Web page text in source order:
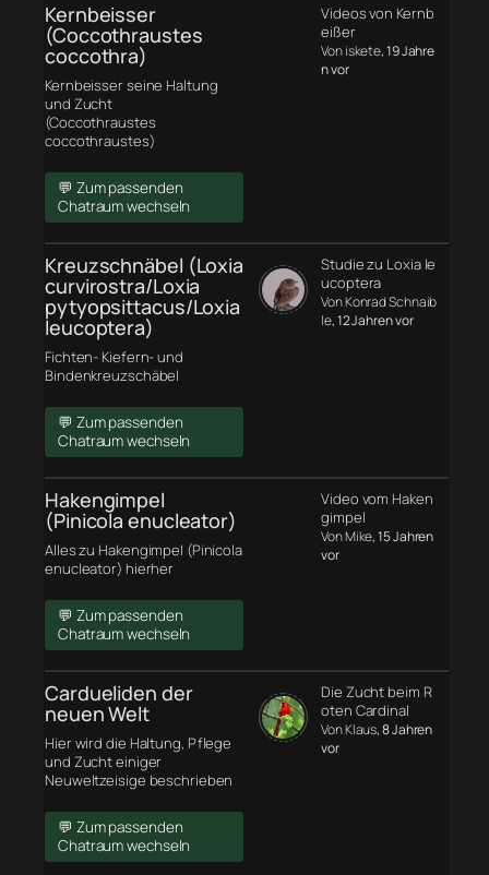
Kernbeisser
(Coccothraustes
coccothra)
Kernbeisser seine Haltung
und Zucht
(Coccothraustes
coccothraustes)
💬 Zum passenden
Chatraum wechseln
Videos von Kernb
eißer
Von iskete, 19 Jahre
n vor
Kreuzschnäbel (Loxia
curvirostra/Loxia
pytyopsittacus/Loxia
leucoptera)
Fichten- Kiefern- und
Bindenkreuzschäbel
💬 Zum passenden
Chatraum wechseln
Studie zu Loxia le
ucoptera
Von Konrad Schnaib
le, 12 Jahren vor
Hakengimpel
(Pinicola enucleator)
Alles zu Hakengimpel (Pinicola
enucleator) hierher
💬 Zum passenden
Chatraum wechseln
Video vom Haken
gimpel
Von Mike, 15 Jahren
vor
Cardueliden der
neuen Welt
Hier wird die Haltung, Pflege
und Zucht einiger
Neuweltzeisige beschrieben
💬 Zum passenden
Chatraum wechseln
Die Zucht beim R
oten Cardinal
Von Klaus, 8 Jahren
vor